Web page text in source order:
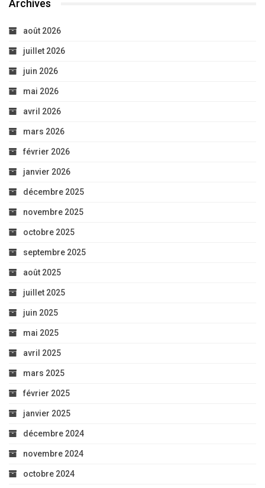
Archives
août 2026
juillet 2026
juin 2026
mai 2026
avril 2026
mars 2026
février 2026
janvier 2026
décembre 2025
novembre 2025
octobre 2025
septembre 2025
août 2025
juillet 2025
juin 2025
mai 2025
avril 2025
mars 2025
février 2025
janvier 2025
décembre 2024
novembre 2024
octobre 2024